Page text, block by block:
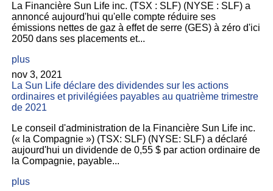
La Financière Sun Life inc. (TSX : SLF) (NYSE : SLF) a
annoncé aujourd'hui qu'elle compte réduire ses
émissions nettes de gaz à effet de serre (GES) à zéro d'ici
2050 dans ses placements et...
plus
nov 3, 2021
La Sun Life déclare des dividendes sur les actions
ordinaires et privilégiées payables au quatrième trimestre
de 2021
Le conseil d'administration de la Financière Sun Life inc.
(« la Compagnie ») (TSX: SLF) (NYSE: SLF) a déclaré
aujourd'hui un dividende de 0,55 $ par action ordinaire de
la Compagnie, payable...
plus